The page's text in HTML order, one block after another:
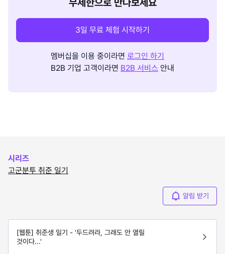
무제한으로 만나보세요
3일 무료 체험 시작하기
멤버십을 이용 중이라면 로그인 하기
B2B 기업 고객이라면 B2B 서비스 안내
시리즈
고군분투 취준 일기
알림 받기
[웹툰] 취준생 일기 - '두드려라, 그래도 안 열릴
것이다...'